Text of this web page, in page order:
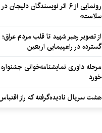
رونمایی از ۶ اثر نویسندگان
سلامت»
از تصویر رهبر شهید تا قلب مردم
گسترده در راهپیمایی اربعین
مرحله داوری نمایشنامه‌خوانی
خورد
هشت سریال نادیده‌گرفته که راز